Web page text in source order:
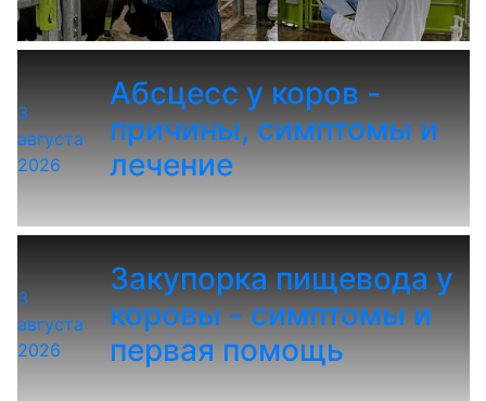
3
августа
2026
Абсцесс у коров -
причины, симптомы и
лечение
3
августа
2026
Закупорка пищевода у
коровы - симптомы и
первая помощь